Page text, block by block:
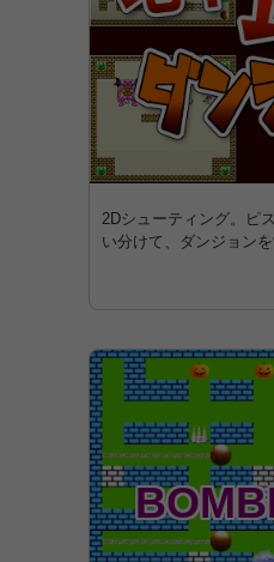
2Dシューティング。ピ
い分けて、ダンジョン